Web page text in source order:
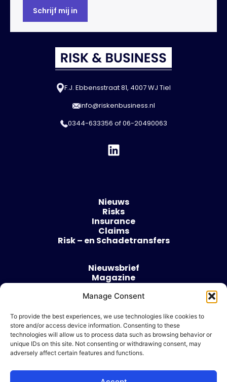
Manage Consent
To provide the best experiences, we use technologies like cookies to
store and/or access device information. Consenting to these
technologies will allow us to process data such as browsing behavior or
unique IDs on this site. Not consenting or withdrawing consent, may
adversely affect certain features and functions.
F.J. Ebbensstraat 81, 4007 WJ Tiel
info@riskenbusiness.nl
0344-633356 of06-20490063
Nieuws
Risks
Insurance
Claims
Risk – en Schadetransfers
Nieuwsbrief
Magazine
Over
Algemene voorwaarden
Cookie beleid